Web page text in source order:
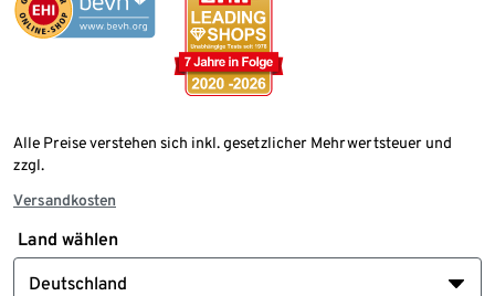
Alle Preise verstehen sich inkl. gesetzlicher Mehrwertsteuer und
zzgl.
Versandkosten
Land wählen
Deutschland